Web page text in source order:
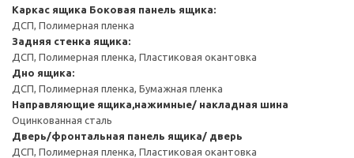
Каркас ящика Боковая панель ящика:
ДСП, Полимерная пленка
Задняя стенка ящика:
ДСП, Полимерная пленка, Пластиковая окантовка
Дно ящика:
ДСП, Полимерная пленка, Бумажная пленка
Направляющие ящика,нажимные/ накладная шина
Оцинкованная сталь
Дверь/фронтальная панель ящика/ дверь
ДСП, Полимерная пленка, Пластиковая окантовка